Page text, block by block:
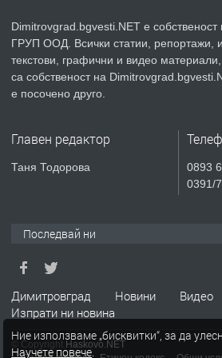
ПРЕДЛАГА Професионални
Ремонтирана
ПРЕДЛАГА Продавам
Dimitrovgrad.bgvesti.NET е
ГРУП ООД. Всички статии, репортажи,
текстови, графични и видео материали,
са собственост на
е посочено друго.
Главен редактор
Таня Тодорова
0893
0391/
Последвай ни
Димитровград Новини Видео
Изпрати ни новина
© Copyright Haskovo.NET
Ние използваме „бисквитки“, за да
Научете повече.